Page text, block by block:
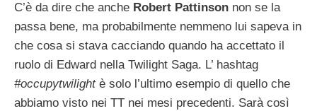
C’è da dire che anche Robert Pattinson non se la
passa bene, ma probabilmente nemmeno lui sapeva in
che cosa si stava cacciando quando ha accettato il
ruolo di Edward nella Twilight Saga. L’ hashtag
#occupytwilightè solo l’ultimo esempio di quello che
abbiamo visto nei TT nei mesi precedenti. Sarà così